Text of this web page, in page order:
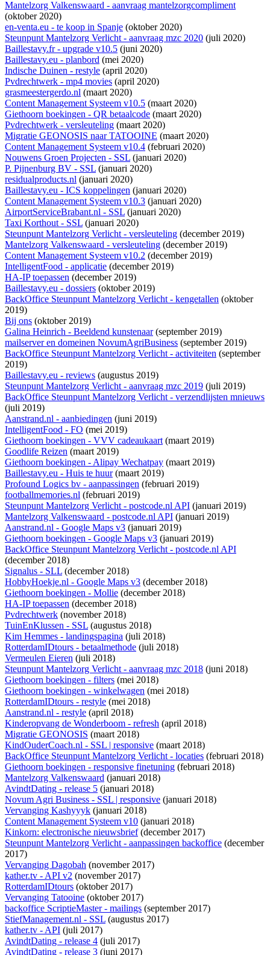
Mantelzorg Valkenswaard - aanvraag mantelzorgcompliment
(oktober 2020)
en-venta.eu - te koop in Spanje (oktober 2020)
Steunpunt Mantelzorg Verlicht - aanvraag mzc 2020 (juli 2020)
Baillestavy.fr - upgrade v10.5 (juni 2020)
Baillestavy.eu - planbord (mei 2020)
Indische Duinen - restyle (april 2020)
Pvdrechtwerk - mp4 movies (april 2020)
grasmeestergerdo.nl (maart 2020)
Content Management Systeem v10.5 (maart 2020)
Giethoorn boekingen - QR betaalcode (maart 2020)
Pvdrechtwerk - versleuteling (maart 2020)
Migratie GEONOSIS naar TATOOINE (maart 2020)
Content Management Systeem v10.4 (februari 2020)
Nouwens Groen Projecten - SSL (januari 2020)
P. Pijnenburg BV - SSL (januari 2020)
residualproducts.nl (januari 2020)
Baillestavy.eu - ICS koppelingen (januari 2020)
Content Management Systeem v10.3 (januari 2020)
AirportServiceBrabant.nl - SSL (januari 2020)
Taxi Korthout - SSL (januari 2020)
Steunpunt Mantelzorg Verlicht - versleuteling (december 2019)
Mantelzorg Valkenswaard - versleuteling (december 2019)
Content Management Systeem v10.2 (december 2019)
IntelligentFood - applicatie (december 2019)
HA-IP toepassen (december 2019)
Baillestavy.eu - dossiers (oktober 2019)
BackOffice Steunpunt Mantelzorg Verlicht - kengetallen (oktober
2019)
Bij ons (oktober 2019)
Galina Heinrich - Beeldend kunstenaar(september 2019)
mailserver en domeinen NovumAgriBusiness (september 2019)
BackOffice Steunpunt Mantelzorg Verlicht - activiteiten (september
2019)
Baillestavy.eu - reviews (augustus 2019)
Steunpunt Mantelzorg Verlicht - aanvraag mzc 2019 (juli 2019)
BackOffice Steunpunt Mantelzorg Verlicht - verzendlijsten mnieuws
(juli 2019)
Aanstrand.nl - aanbiedingen (juni 2019)
IntelligentFood - FO (mei 2019)
Giethoorn boekingen - VVV cadeaukaart(maart 2019)
Goodlife Reizen (maart 2019)
Giethoorn boekingen - Alipay Wechatpay (maart 2019)
Baillestavy.eu - Huis te huur(maart 2019)
Profound Logics bv - aanpassingen (februari 2019)
footballmemories.nl (februari 2019)
Steunpunt Mantelzorg Verlicht - postcode.nl API (januari 2019)
Mantelzorg Valkenswaard - postcode.nl API (januari 2019)
Aanstrand.nl - Google Maps v3 (januari 2019)
Giethoorn boekingen - Google Maps v3 (januari 2019)
BackOffice Steunpunt Mantelzorg Verlicht - postcode.nl API
(december 2018)
Signalus - SLL (december 2018)
HobbyHoekje.nl - Google Maps v3 (december 2018)
Giethoorn boekingen - Mollie (december 2018)
HA-IP toepassen (december 2018)
Pvdrechtwerk (november 2018)
TuinEnKlussen - SSL (augustus 2018)
Kim Hemmes - landingspagina (juli 2018)
RotterdamIDtours - betaalmethode (juli 2018)
Vermeulen Eieren (juli 2018)
Steunpunt Mantelzorg Verlicht - aanvraag mzc 2018 (juni 2018)
Giethoorn boekingen - filters (mei 2018)
Giethoorn boekingen - winkelwagen (mei 2018)
RotterdamIDtours - restyle (mei 2018)
Aanstrand.nl - restyle (april 2018)
Kinderopvang de Wonderboom - refresh (april 2018)
Migratie GEONOSIS (maart 2018)
KindOuderCoach.nl - SSL | responsive (maart 2018)
BackOffice Steunpunt Mantelzorg Verlicht - locaties (februari 2018)
Giethoorn boekingen - responsive finetuning (februari 2018)
Mantelzorg Valkenswaard (januari 2018)
AvindtDating - release 5 (januari 2018)
Novum Agri Business - SSL | responsive (januari 2018)
Vervanging Kashyyyk (januari 2018)
Content Management Systeem v10 (januari 2018)
Kinkorn: electronische nieuwsbrief(december 2017)
Steunpunt Mantelzorg Verlicht - aanpassingen backoffice (december
2017)
Vervanging Dagobah (november 2017)
kather.tv - API v2 (november 2017)
RotterdamIDtours (oktober 2017)
Vervanging Tatooine (oktober 2017)
backoffice ScriptieMaster - mailings (september 2017)
StiefManagement.nl - SSL (augustus 2017)
kather.tv - API (juli 2017)
AvindtDating - release 4 (juli 2017)
AvindtDating - release 3 (juni 2017)